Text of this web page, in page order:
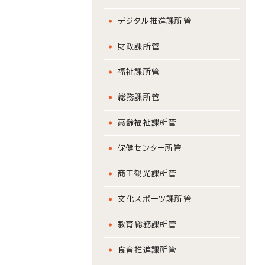
デジタル推進課所管
財政課所管
福祉課所管
総務課所管
高齢福祉課所管
保健センター所管
商工観光課所管
文化スポーツ課所管
教育総務課所管
食育推進課所管